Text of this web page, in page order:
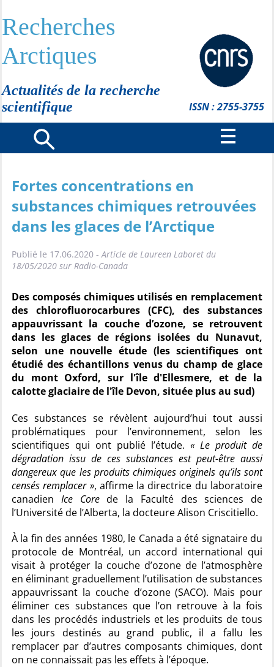
Recherches
Arctiques
Actualités de la recherche
scientifique
ISSN : 2755-3755
Fortes concentrations en
substances chimiques retrouvées
dans les glaces de l’Arctique
Publié le 17.06.2020 -Article de Laureen Laboret du
18/05/2020 sur Radio-Canada
Des composés chimiques utilisés en remplacement
des chlorofluorocarbures (CFC), des substances
appauvrissant la couche d’ozone, se retrouvent
dans les glaces de régions isolées du Nunavut,
selon une nouvelle étude (les scientifiques ont
étudié des échantillons venus du champ de glace
du mont Oxford, sur l'île d'Ellesmere, et de la
calotte glaciaire de l'île Devon, située plus au sud)
Ces substances se révèlent aujourd’hui tout aussi
problématiques pour l’environnement, selon les
scientifiques qui ont publié l’étude. « Le produit de
dégradation issu de ces substances est peut-être aussi
dangereux que les produits chimiques originels qu’ils sont
censés remplacer », affirme la directrice du laboratoire
canadien Ice Corede la Faculté des sciences de
l’Université de l’Alberta, la docteure Alison Criscitiello.
À la fin des années 1980, le Canada a été signataire du
protocole de Montréal, un accord international qui
visait à protéger la couche d’ozone de l’atmosphère
en éliminant graduellement l’utilisation de substances
appauvrissant la couche d’ozone (SACO). Mais pour
éliminer ces substances que l’on retrouve à la fois
dans les procédés industriels et les produits de tous
les jours destinés au grand public, il a fallu les
remplacer par d’autres composants chimiques, dont
on ne connaissait pas les effets à l’époque.